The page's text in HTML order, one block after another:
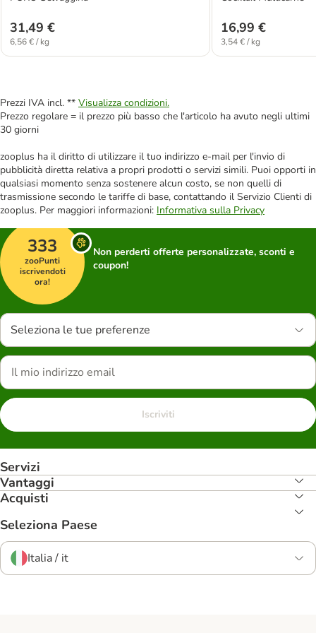
31,49 €
6,56 € / kg
16,99 €
3,54 € / kg
Prezzi IVA incl. ** Visualizza condizioni.
Prezzo regolare = il prezzo più basso che l'articolo ha avuto negli ultimi
30 giorni
zooplus ha il diritto di utilizzare il tuo indirizzo e-mail per l'invio di
pubblicità diretta relativa a propri prodotti o servizi simili. Puoi opporti in
qualsiasi momento senza sostenere alcun costo, se non quelli di
trasmissione secondo le tariffe di base, contattando il Servizio Clienti di
zooplus. Per maggiori informazioni: Informativa sulla Privacy
333
zooPunti
iscrivendoti
ora!
Non perderti offerte personalizzate, sconti e
coupon!
Seleziona le tue preferenze
Iscriviti
Servizi
Vantaggi
Acquisti
Seleziona Paese
Italia / it